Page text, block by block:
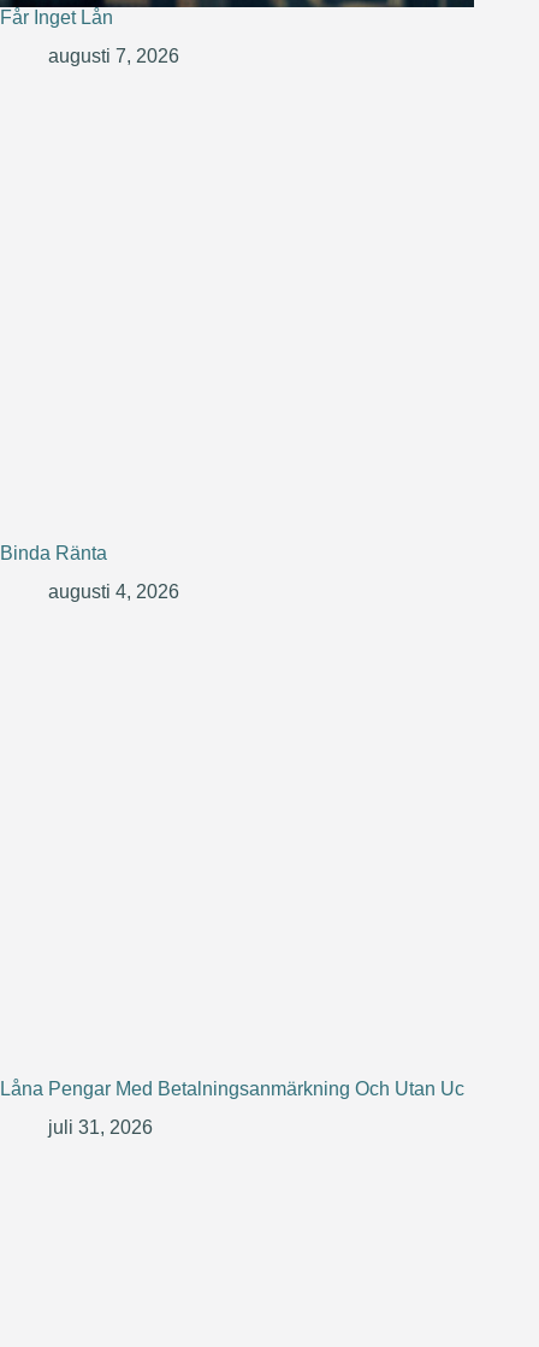
Får Inget Lån
augusti 7, 2026
Binda Ränta
augusti 4, 2026
Låna Pengar Med Betalningsanmärkning Och Utan Uc
juli 31, 2026